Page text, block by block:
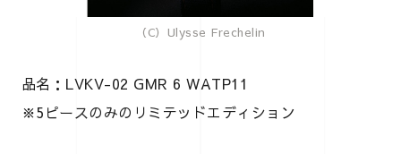
（C）Ulysse Frechelin
品名：LVKV-02 GMR 6 WATP11
※5ピースのみのリミテッドエディション